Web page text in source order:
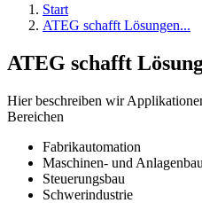
Start
ATEG schafft Lösungen...
ATEG schafft
Hier beschreiben wir
Bereichen
Fabrikautomation
Maschinen- und Anlagenbau
Steuerungsbau
Schwerindustrie